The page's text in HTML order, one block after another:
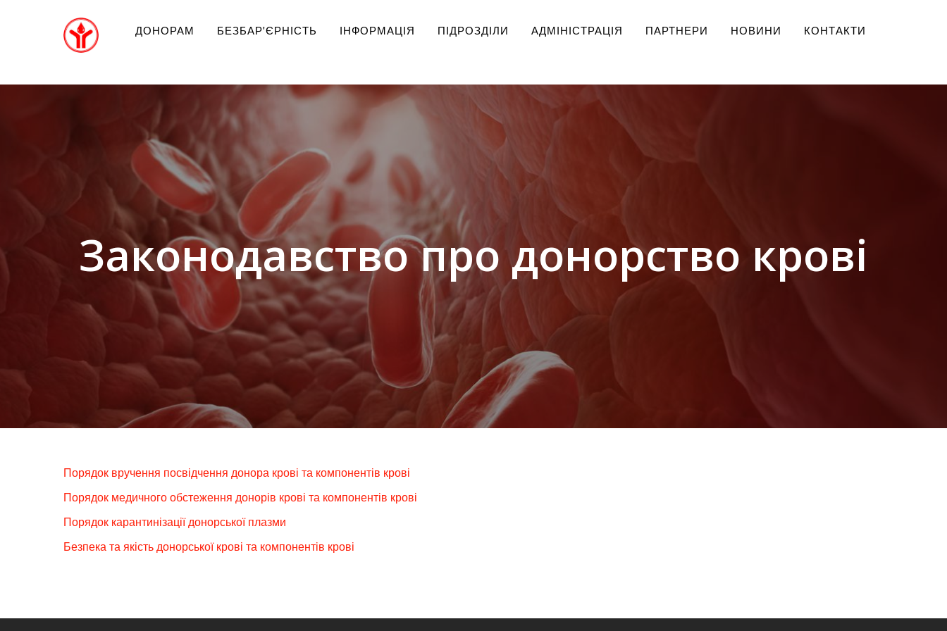
ДОНОРАМ БЕЗБАР'ЄРНІСТЬ ІНФОРМАЦІЯ ПІДРОЗДІЛИ АДМІНІСТРАЦІЯ ПАРТНЕРИ НОВИНИ КОНТАКТИ
Законодавство про донорство крові
Порядок вручення посвідчення донора крові та компонентів крові
Порядок медичного обстеження донорів крові та компонентів крові
Порядок карантинізації донорської плазми
Безпека та якість донорської крові та компонентів крові